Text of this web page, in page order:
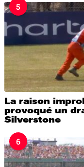
5
La raison
provoqué un
Silverstone
6